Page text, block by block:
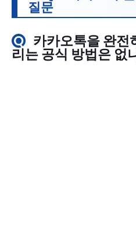
질문
Q 카카오톡을 완전
리는 공식 방법은 없